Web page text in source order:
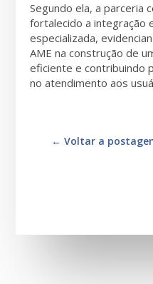
Segundo ela, a parceria
fortalecido a integração
especializada,
AME na construção de
eficiente e contribuindo
no atendimento aos
←Voltar a